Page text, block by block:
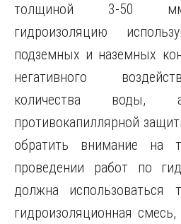
толщиной 3-50
гидроизоляцию
подземных и наземных
негативного
количества
противокапиллярной
обратить внимание на
проведении работ по
должна использоваться
гидроизоляционная